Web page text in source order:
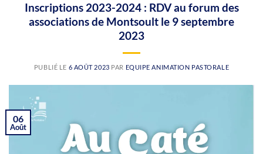
Inscriptions 2023-2024 : RDV au forum des
associations de Montsoult le 9 septembre
2023
PUBLIÉ LE 6 AOÛT 2023 PAR EQUIPE ANIMATION PASTORALE
06
Août